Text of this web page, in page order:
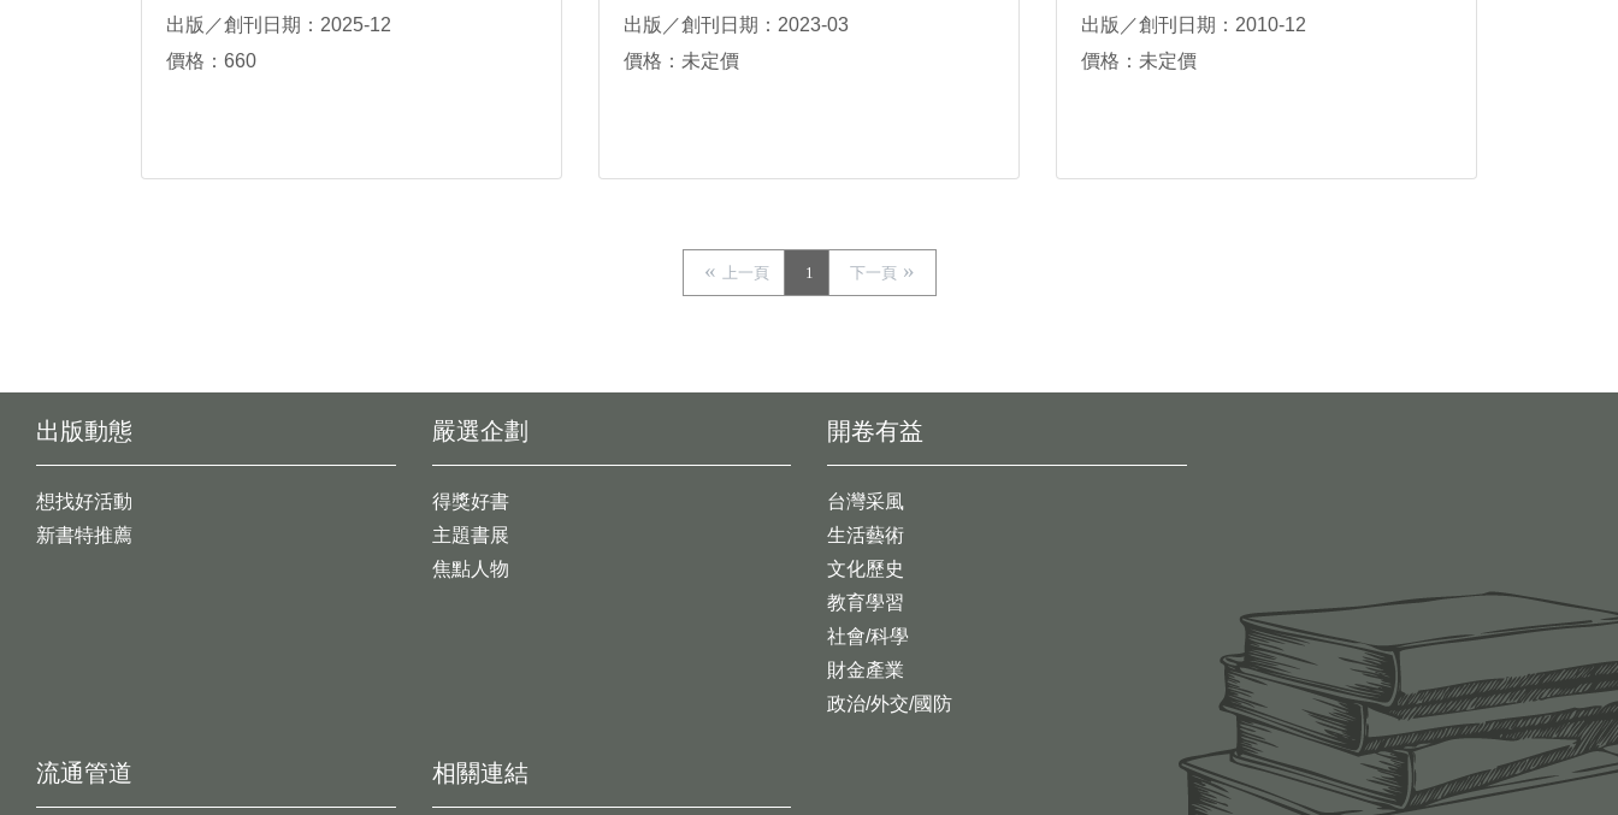
出版／創刊日期：2025-12
價格：660
出版／創刊日期：2023-03
價格：未定價
出版／創刊日期：2010-12
價格：未定價
上一頁 1 下一頁
出版動態
想找好活動
新書特推薦
開卷有益
台灣采風
生活藝術
文化歷史
教育學習
社會/科學
財金產業
政治/外交/國防
嚴選企劃
得獎好書
主題書展
焦點人物
流通管道 相關連結